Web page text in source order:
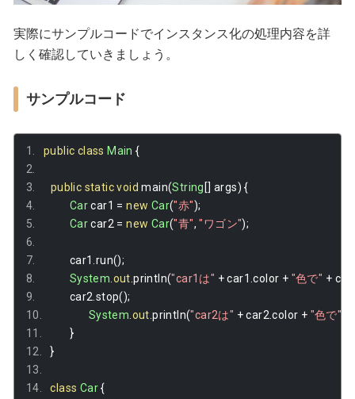
実際にサンプルコードでインスタンス化の処理内容を詳
しく確認していきましょう。
サンプルコード
public class Main {
public static void main(String [] args) {
Car car1 = new Car("赤");
Car car2 = new Car("青", "ワゴン");
		car1
run();
System out .println("car1は" + car1 .color + "色で" +
		car2
stop();
System out .println("car2は" + car2 .color + "色で"
}
}
class Car {